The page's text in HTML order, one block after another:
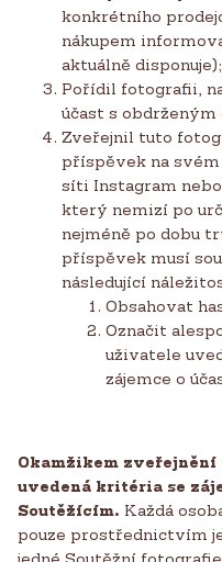
konkrétního
nákupem
aktuálně disponuje);
Pořídil fotografii,
účast s obdrženým
Zveřejnil tuto
příspěvek na
síti Instagram
který nemizí po
nejméně po dobu
příspěvek musí
následující
Obsahovat
Označit
uživatele
zájemce o
Okamžikem
uvedená kritéria se
Soutěžícím. Každá
pouze prostřednictvím
jedné Soutěžní